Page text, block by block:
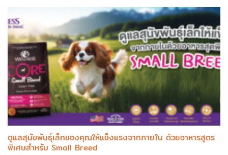
ดูแลสุนัขพันธุ์เล็กของคุณให้แข็งแรงจากภายใน ด้วยอาหารสูตร
พิเศษสำหรับ Small Breed